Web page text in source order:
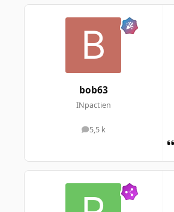
bob63
INpactien
5,5 k
messages